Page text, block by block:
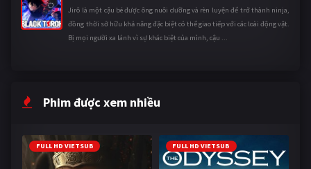
Jirô là một cậu bé được ông nuôi dưỡng và rèn luyện để trở thành ninja,
đồng thời sở hữu khả năng đặc biệt có thể giao tiếp với các loài động vật.
Bị mọi người xa lánh vì sự khác biệt của mình, cậu ...
Phim được xem nhiều
FULL HD VIETSUB FULL HD VIETSUB